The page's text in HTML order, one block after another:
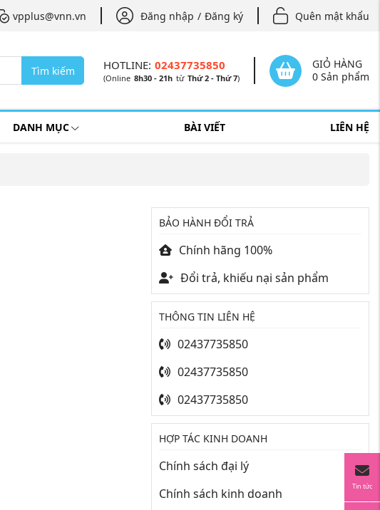
vpplus@vnn.vn Đăng nhập / Đăng ký Quên mật khẩu
Tìm kiếm HOTLINE: 02437735850
(Online 8h30 - 21h từ Thứ 2 - Thứ 7)
GIỎ HÀNG
0 Sản phẩm
DANH MỤC BÀI VIẾT LIÊN HỆ
BẢO HÀNH ĐỔI TRẢ
Chính hãng 100%
Đổi trả, khiếu nại sản phẩm
THÔNG TIN LIÊN HỆ
02437735850
02437735850
02437735850
HỢP TÁC KINH DOANH
Chính sách đại lý
Chính sách kinh doanh
Tin tức